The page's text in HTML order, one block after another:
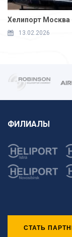
Хелипорт Москва
13.02.2026
ФИЛИАЛЫ
СТАТЬ